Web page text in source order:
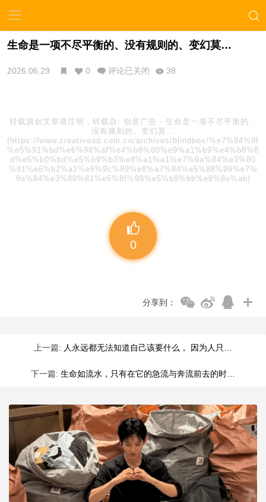
生命是一项不尽平衡的、没有规则的、变幻莫…
2026.06.29 0 评论已关闭 38
转载原创文章请注明，转载自: 创意广告 - 生命是一项不尽平衡的、
没有规则的、变幻莫…
(https://www.creativead.com.cn/archives/blindbox/%e7%94%9f
%e5%91%bd%e6%98%af%e4%b8%80%e9%a1%b9%e4%b8%8
d%e5%b0%bd%e5%b9%b3%e8%a1%a1%e7%9a%84%e3%80
%81%e6%b2%a1%e6%9c%89%e8%a7%84%e5%88%99%e7%
9a%84%e3%80%81%e5%8f%98%e5%b9%bb%e8%8e%ab)
0
分享到：
上一篇: 人永远都无法知道自己该要什么， 因为人只…
下一篇: 生命如流水，只有在它的急流与奔流前去的时…